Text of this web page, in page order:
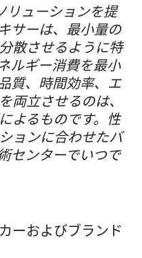
リューションを提
サーは、最小量の
散させるように特
ルギー消費を最小
質、時間効率、エ
両立させるのは、
よるものです。性
ョンに合わせたバ
センターでいつで
ーおよびブランド